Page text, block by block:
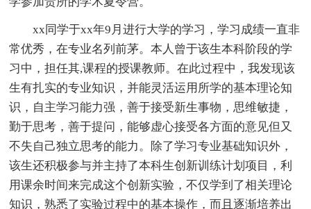
xx同学于xx年9月进行大学的学习，学习成绩一直非
常优秀，在专业名列前茅。本人曾于该生本科阶段的学
习中，担任其,课程的授课教师。在此过程中，我发现该
生有扎实的专业知识，并能灵活运用所学的基本理论知
识，自主学习能力强，善于接受新生事物，思维敏捷，
勤于思考，善于提问，能够虚心接受各方面的意见但又
不失自己独立思考的能力。除了学习专业基础知识外，
该生还积极参与并主持了本科生创新训练计划项目，利
用课余时间来完成这个创新实验，不仅学到了相关理论
知识，熟悉了实验过程中的基本操作，而且逐渐培养出